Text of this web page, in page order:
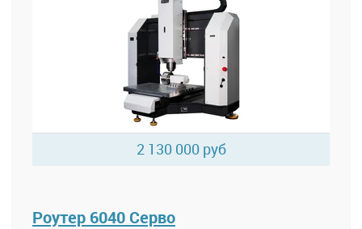
2 130 000 руб
Роутер 6040 Серво